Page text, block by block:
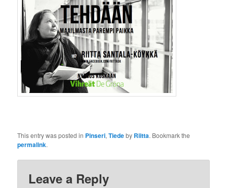
This entry was posted in Pinseri,Tiedeby Riitta. Bookmark the
permalink.
Leave a Reply